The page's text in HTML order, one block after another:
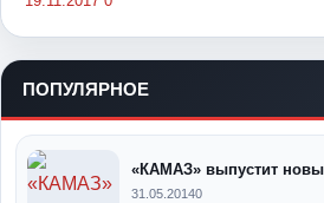
ПОПУЛЯРНОЕ
«КАМАЗ» выпустит
31.05.20140